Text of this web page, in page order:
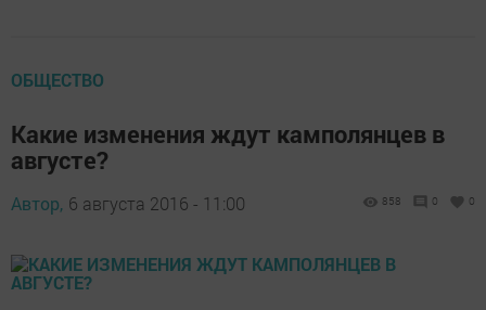
ОБЩЕСТВО
Какие изменения ждут камполянцев в
августе?
Автор, 6 августа 2016 - 11:00 858 0 0